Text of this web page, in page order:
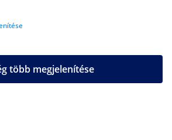
több megjelenítése